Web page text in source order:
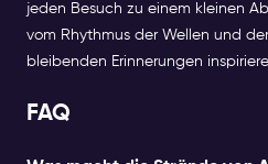
jeden Besuch zu einem kleinen
vom Rhythmus der Wellen und
bleibenden Erinnerungen
FAQ